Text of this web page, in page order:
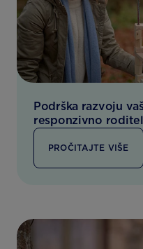
Podrška razvoju
responzivno
PROČITAJTE VIŠE